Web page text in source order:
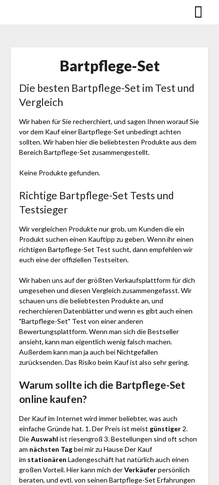
Bartpflege-Set
Die besten Bartpflege-Set im Test und
Vergleich
Wir haben für Sie recherchiert, und sagen Ihnen worauf Sie
vor dem Kauf einer Bartpflege-Set unbedingt achten
sollten. Wir haben hier die beliebtesten Produkte aus dem
Bereich Bartpflege-Set zusammengestellt.
Keine Produkte gefunden.
Richtige Bartpflege-Set Tests und
Testsieger
Wir vergleichen Produkte nur grob, um Kunden die ein
Produkt suchen einen Kauftipp zu geben. Wenn ihr einen
richtigen Bartpflege-Set Test sucht, dann empfehlen wir
euch eine der offiziellen Testseiten.
Wir haben uns auf der größten Verkaufsplattform für dich
umgesehen und diesen Vergleich zusammengefasst. Wir
schauen uns die beliebtesten Produkte an, und
recherchieren Datenblätter und wenn es gibt auch einen
"Bartpflege-Set" Test von einer anderen
Bewertungsplattform. Wenn man sich die Bestseller
ansieht, kann man eigentlich wenig falsch machen.
Außerdem kann man ja auch bei Nichtgefallen
zurücksenden. Das Risiko beim Kauf ist also sehr gering.
Warum sollte ich die Bartpflege-Set
online kaufen?
Der Kauf im Internet wird immer beliebter, was auch
einfache Gründe hat. 1. Der Preis ist meist günstiger2.
DieAuswahl ist riesengroß 3. Bestellungen sind oft schon
am nächsten Tagbei mir zu Hause Der Kauf
im stationären Ladengeschäft hat natürlich auch einen
großen Vorteil. Hier kann mich derVerkäuferpersönlich
beraten, und evtl. von seinen Bartpflege-Set Erfahrungen